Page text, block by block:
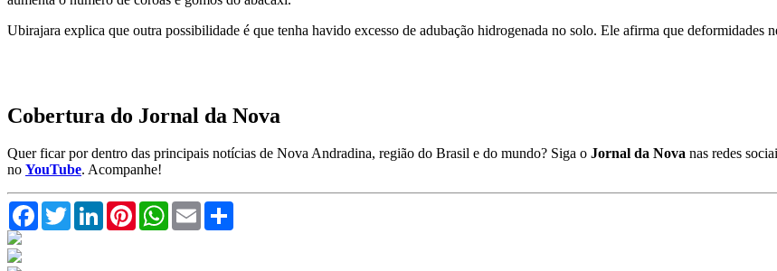
Ubirajara explica que outra possibilidade é que tenha havido excesso de adubação hidrogenada no solo. Ele afirma que deformidades
Cobertura do Jornal da Nova
Quer ficar por dentro das principais notícias de Nova Andradina, região do Brasil e do mundo? Siga o Jornal da Nova nas redes
no YouTube. Acompanhe!
FacebookTwitterLinkedInPinterestWhatsApp
Email